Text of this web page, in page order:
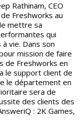
Rathinam, CEO
Freshworks au
mettre sa
qui
vie. Dans son
mission de faire
de Freshworks en
le support client de
le département en
sera de
des clients des
: 2K Games,